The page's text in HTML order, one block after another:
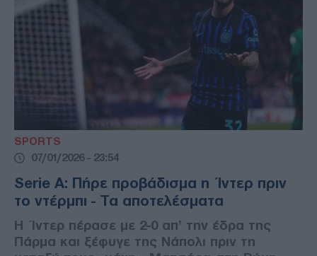
SPORTS
07/01/2026 - 23:54
Serie A: Πήρε προβάδισμα η Ίντερ πριν
το ντέρμπι - Τα αποτελέσματα
Η Ίντερ πέρασε με 2-0 απ’ την έδρα της
Πάρμα και ξέφυγε της Νάπολι πριν τη